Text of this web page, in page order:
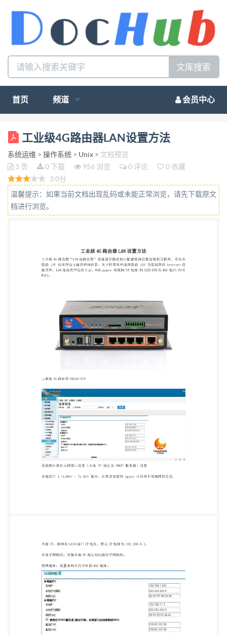
文库搜索
首页 频道 会员中心
工业级 4G 路由器 LAN 设置方法 工业级 4G 路由器
“LAN 连接类型”设置部分描述如何配置将路由器连接
到互联网。可以从 您的 ISP 处取得这方面的详细信
息。从下拉菜单中选择您的 ISP 为您提供的 Internet
连 接类型，LAN 连接类型包括下面：WAN.pppoe 局
域网/IP 地址/网关的 ETH 的 MAC 地址/网关 WIFI。
1（LAN0）: 与 WAN 复用，如查没有使用 pppoe 可
以用于局域网的连接。 本地 IP：指网关 LAN0 接口
址：设置本网关的 ETH 的 MAC 地址。 本地接口
2(WIFI、LAN1-4)：用于 WIFI 与 4 口 LAN 连接设
置。 本地 IP：指网关 WIFI、LAN1-4 接口 IP 地址，
默认 IP 地址为 192.168.9.1。 本地子网掩码：设置本
关的 LAN1-4 的 MAC 地址。 首选 DNS/备用 DNS：
指域名解析服务器的地址，默认情况下（为空）网关
拨号时将从运营商 ISP 获取。如果客户有稳定的
DNS 服务器，可以填入客户知道的稳定的 DNS 服务
器地址，不 过强烈建议还是由网关拨号时从运营商
ISP 获取。 注意： 1、必须确保相连设备的 IP 地址与
网关在同一个子网内。 2、当多台我司的无线网关在
DNS 服务器地址，请在拨号完成后，检测网关所使
用的 DNS,能否正确解析域名。 4、本地接口 1 与本地
接口 2 的不能在同一子网内。
工业级4G路由器LAN设置方法
系统运维 > 操作系统 > Unix > 文档预览
3 页
0 下载 956 浏览 0 评论
0 收藏
3.0分
温馨提示：如果当前文档出现乱码或未能正常浏览，请先下载原文
档进行浏览。